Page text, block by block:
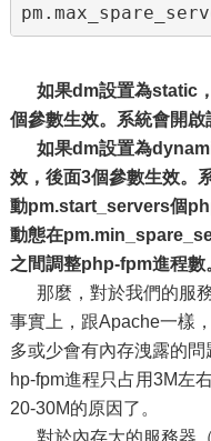
如果dm設置為static
個參數生效。系統會開
如果dm設置為
效，後面3個參數生效。
動pm.start_servers個
動態在
之間調整php-fpm進程數
那麼，對於我們的服務
事實上，跟Apache一樣
多或少會有內存洩露的
hp-fpm進程只占用3M左
20-30M的原因了。
對於內存大的服務器（